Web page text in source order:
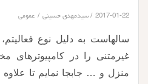
2017-01-22 سیدمهدی حسینی عمومی
سالهاست به دلیل نوع
غیرمتنی را در کامپیوترهای
منزل و … جابجا نمایم تا